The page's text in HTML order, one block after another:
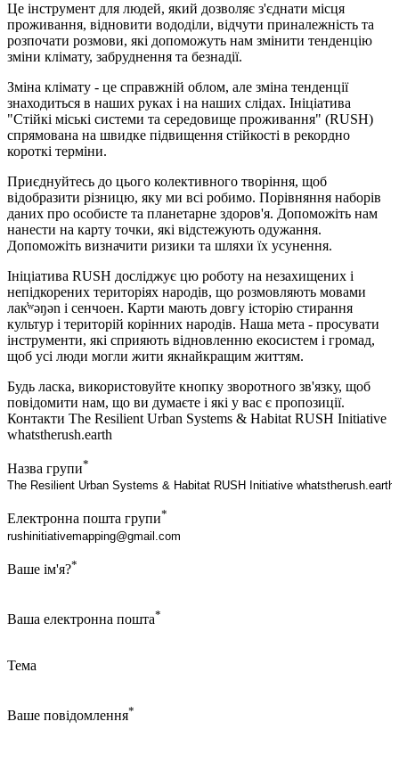
Це інструмент для людей, який дозволяє з'єднати місця
проживання, відновити вододіли, відчути приналежність та
розпочати розмови, які допоможуть нам змінити тенденцію
зміни клімату, забруднення та безнадії.
Зміна клімату - це справжній облом, але зміна тенденції
знаходиться в наших руках і на наших слідах. Ініціатива
"Стійкі міські системи та середовище проживання" (RUSH)
спрямована на швидке підвищення стійкості в рекордно
короткі терміни.
Приєднуйтесь до цього колективного творіння, щоб
відобразити різницю, яку ми всі робимо. Порівняння наборів
даних про особисте та планетарне здоров'я. Допоможіть нам
нанести на карту точки, які відстежують одужання.
Допоможіть визначити ризики та шляхи їх усунення.
Ініціатива RUSH досліджує цю роботу на незахищених і
непідкорених територіях народів, що розмовляють мовами
лак̓ʷəŋən і сенчоен. Карти мають довгу історію стирання
культур і територій корінних народів. Наша мета - просувати
інструменти, які сприяють відновленню екосистем і громад,
щоб усі люди могли жити якнайкращим життям.
Будь ласка, використовуйте кнопку зворотного зв'язку, щоб
повідомити нам, що ви думаєте і які у вас є пропозиції.
Контакти The Resilient Urban Systems & Habitat RUSH Initiative
whatstherush.earth
Назва групи*
Електронна пошта групи*
Ваше ім'я?*
Ваша електронна пошта*
Тема
Ваше повідомлення*